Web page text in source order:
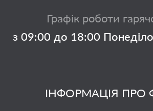
ІНФОРМАЦІЯ ПРО
Графік роботи
з 09:00 до 18:00